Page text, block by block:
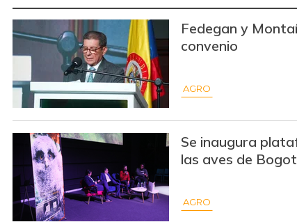
Fedegan y
convenio
AGRO
Se inaugura
las aves de
AGRO